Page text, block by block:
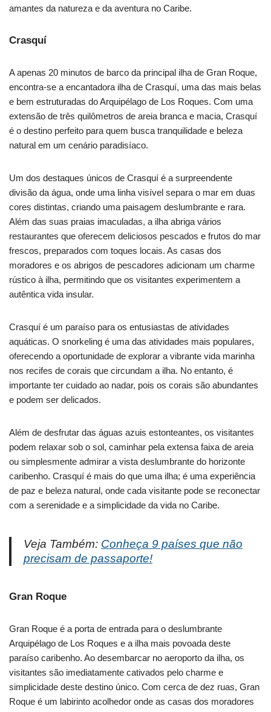
amantes da natureza e da aventura no Caribe.
Crasquí
A apenas 20 minutos de barco da principal ilha de Gran Roque,
encontra-se a encantadora ilha de Crasquí, uma das mais belas
e bem estruturadas do Arquipélago de Los Roques. Com uma
extensão de três quilômetros de areia branca e macia, Crasquí
é o destino perfeito para quem busca tranquilidade e beleza
natural em um cenário paradisíaco.
Um dos destaques únicos de Crasquí é a surpreendente
divisão da água, onde uma linha visível separa o mar em duas
cores distintas, criando uma paisagem deslumbrante e rara.
Além das suas praias imaculadas, a ilha abriga vários
restaurantes que oferecem deliciosos pescados e frutos do mar
frescos, preparados com toques locais. As casas dos
moradores e os abrigos de pescadores adicionam um charme
rústico à ilha, permitindo que os visitantes experimentem a
autêntica vida insular.
Crasquí é um paraíso para os entusiastas de atividades
aquáticas. O snorkeling é uma das atividades mais populares,
oferecendo a oportunidade de explorar a vibrante vida marinha
nos recifes de corais que circundam a ilha. No entanto, é
importante ter cuidado ao nadar, pois os corais são abundantes
e podem ser delicados.
Além de desfrutar das águas azuis estonteantes, os visitantes
podem relaxar sob o sol, caminhar pela extensa faixa de areia
ou simplesmente admirar a vista deslumbrante do horizonte
caribenho. Crasquí é mais do que uma ilha; é uma experiência
de paz e beleza natural, onde cada visitante pode se reconectar
com a serenidade e a simplicidade da vida no Caribe.
Veja Também: Conheça 9 países que não
precisam de passaporte!
Gran Roque
Gran Roque é a porta de entrada para o deslumbrante
Arquipélago de Los Roques e a ilha mais povoada deste
paraíso caribenho. Ao desembarcar no aeroporto da ilha, os
visitantes são imediatamente cativados pelo charme e
simplicidade deste destino único. Com cerca de dez ruas, Gran
Roque é um labirinto acolhedor onde as casas dos moradores